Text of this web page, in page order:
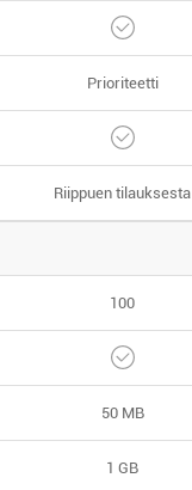
Prioriteetti
Riippuen tilauksesta
100
50 MB
1 GB